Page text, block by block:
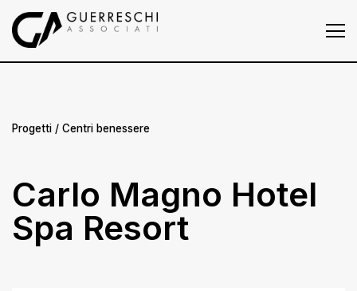
Homepage
Progetti
News
Contatti
Progetti / Centri benessere
Carlo Magno Hotel
Spa Resort